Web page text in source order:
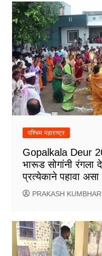
पश्चिम महाराष्ट्र
Gopalkala Deur
भारूड सोगांनी रंगला
प्रत्येकाने पहावा असा
PRAKASH KUMBHAR